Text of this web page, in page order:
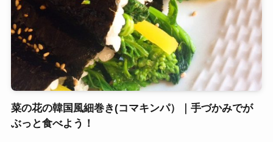
菜の花の韓国風細巻き(コマキンパ）｜手づかみでが
ぶっと食べよう！